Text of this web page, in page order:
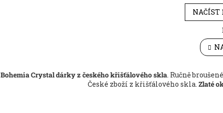
NAČÍST
1
Bohemia Crystal dárky z českého křišťálového skla. Ručně
České zboží z křišťálového skla. Zlaté